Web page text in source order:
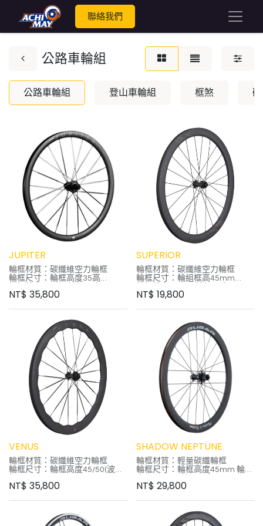
聯絡我們
公路車輪組
公路車輪組 登山車輪組 框煞
JUPITER
輪框材質：碳纖維空力輪框
輪框尺寸：輪框高度35高
22mm
外胎建議胎壓：100~120psi
煞車系統：中心鎖入式
花鼓軸心：前後12mm側蓋
花鼓鋼絲：5.2mm碳幅條
花鼓培林：陶瓷培林
棘輪系統：SHIMANO 11/12S、
輪組重量：1350g (不含襯帶)
NT$ 35,800
SUPERIOR
輪框材質：碳纖維空力輪框
輪框尺寸：輪組框高45mm
18mm
外胎建議胎壓：100~120psi
煞車系統：中心鎖入式
花鼓軸心：前後12mm側蓋(QR
轉接座快拆另外購買)
棘輪系統：SHIMANO 10/11S
輪組重量：1580g (不含襯帶)
NT$ 19,800
VENUS
輪框材質：碳纖維空力輪框
輪框尺寸：輪框高度45/50(波浪
輪框外寬28mm 輪框內寬
外胎建議胎壓：100~120psi
NT$ 35,800
SHADOW NEPTUNE
輪框材質：輕量碳纖輪框
輪框尺寸：輪框高度45mm 輪框
外胎款式：Clincher外胎與
內襯帶：23mm TL膠帶
花鼓本體：RUBAR CNC 5代鋁
NT$ 29,800